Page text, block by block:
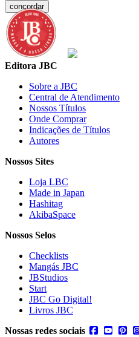
concordar
Editora JBC
Sobre a JBC
Central de Atendimento
Nossos Títulos
Onde Comprar
Indicações de Títulos
Autores
Nossos Sites
Loja LBC
Made in Japan
Hashitag
AkibaSpace
Nossos Selos
Checklists
Mangás JBC
JBStudios
Start
JBC Go Digital!
Livros JBC
Nossas redes sociais